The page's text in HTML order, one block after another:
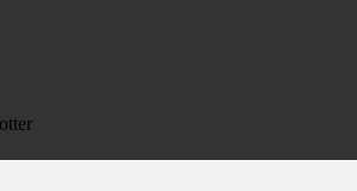
Potter